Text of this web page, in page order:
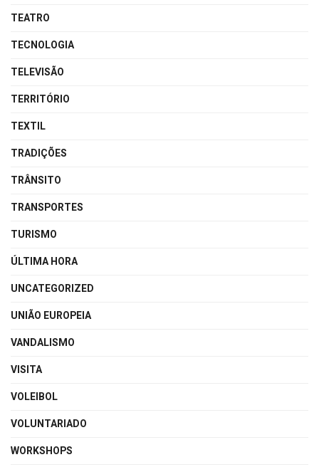
TEATRO
TECNOLOGIA
TELEVISÃO
TERRITÓRIO
TEXTIL
TRADIÇÕES
TRÂNSITO
TRANSPORTES
TURISMO
ÚLTIMA HORA
UNCATEGORIZED
UNIÃO EUROPEIA
VANDALISMO
VISITA
VOLEIBOL
VOLUNTARIADO
WORKSHOPS